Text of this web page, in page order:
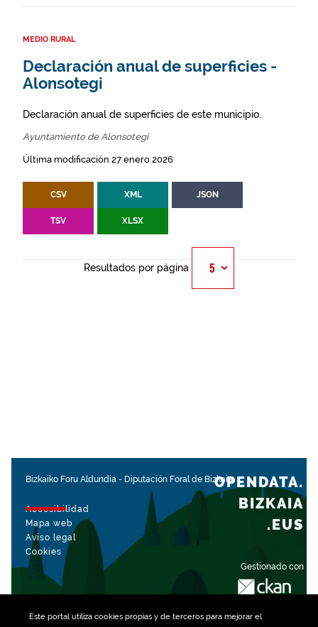
Este portal utiliza cookiespropias y de terceros para mejorar el
MEDIO RURAL
Declaración anual de superficies -
Alonsotegi
Declaración anual de superficies de este municipio.
Ayuntamiento de Alonsotegi
Última modificación 27 enero 2026
CSV XML JSON
TSV XLSX
Resultados por página
Bizkaiko Foru Aldundia - Diputación Foral de Bizkaia
Accesibilidad
Mapa web
Aviso legal
Cookies
Gestionado con
OPENDATA.
BIZKAIA
.EUS